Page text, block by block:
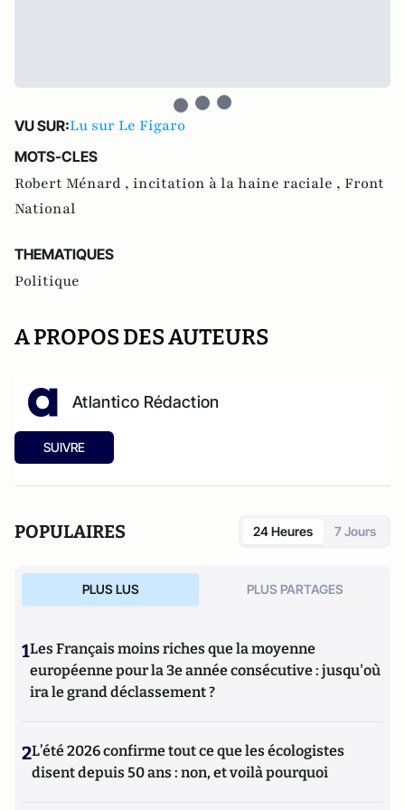
VU SUR:Lu sur Le Figaro
MOTS-CLES
Robert Ménard , incitation à la haine raciale , Front
National
THEMATIQUES
Politique
A PROPOS DES AUTEURS
Atlantico Rédaction
SUIVRE
POPULAIRES 24 Heures 7 Jours
PLUS LUS PLUS PARTAGES
1Les Français moins riches que la moyenne
européenne pour la 3e année consécutive : jusqu'où
ira le grand déclassement ?
2L’été 2026 confirme tout ce que les écologistes
disent depuis 50 ans : non, et voilà pourquoi